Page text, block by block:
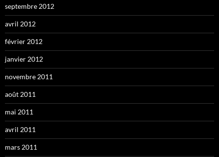
septembre 2012
avril 2012
février 2012
janvier 2012
novembre 2011
août 2011
mai 2011
avril 2011
mars 2011